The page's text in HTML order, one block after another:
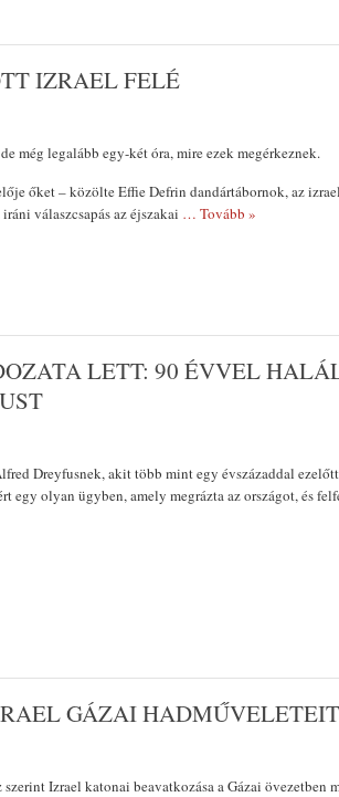
IZRAEL FELÉ
még legalább egy-két óra, mire ezek megérkeznek.
őket – közölte Effie Defrin dandártábornok, az
válaszcsapás az éjszakai … Tovább »
LETT: 90 ÉVVEL
Dreyfusnek, akit több mint egy évszázaddal ezelőtt
egy olyan ügyben, amely megrázta az országot, és
GÁZAI HADMŰVELETEIT
Izrael katonai beavatkozása a Gázai övezetben